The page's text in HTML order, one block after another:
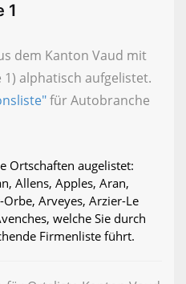
1
dem Kanton Vaud mit
1) alphatisch aufgelistet.
für Autobranche
Ortschaften augelistet:
Allens, Apples, Aran,
Arveyes, Arzier-Le
welche Sie durch
Firmenliste führt.